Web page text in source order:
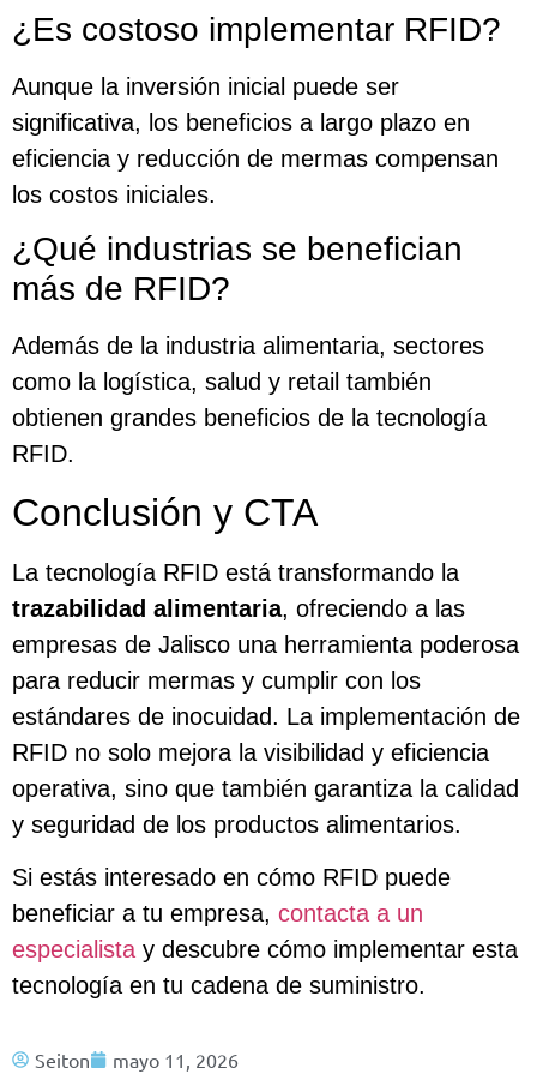
¿Es costoso implementar RFID?
Aunque la inversión inicial puede ser
significativa, los beneficios a largo plazo en
eficiencia y reducción de mermas compensan
los costos iniciales.
¿Qué industrias se benefician
más de RFID?
Además de la industria alimentaria, sectores
como la logística, salud y retail también
obtienen grandes beneficios de la tecnología
RFID.
Conclusión y CTA
La tecnología RFID está transformando la
trazabilidad alimentaria, ofreciendo a las
empresas de Jalisco una herramienta poderosa
para reducir mermas y cumplir con los
estándares de inocuidad. La implementación de
RFID no solo mejora la visibilidad y eficiencia
operativa, sino que también garantiza la calidad
y seguridad de los productos alimentarios.
Si estás interesado en cómo RFID puede
beneficiar a tu empresa, contacta a un
especialista y descubre cómo implementar esta
tecnología en tu cadena de suministro.
Seiton mayo 11, 2026